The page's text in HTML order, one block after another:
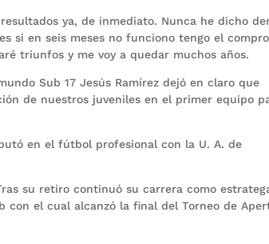
ya, de inmediato. Nunca he dicho
si en seis meses no funciono tengo el
triunfos y me voy a quedar muchos años.
Sub 17 Jesús Ramírez dejó en claro que
de nuestros juveniles en el primer equipo
en el fútbol profesional con la U. A. de
su retiro continuó su carrera como
el cual alcanzó la final del Torneo de